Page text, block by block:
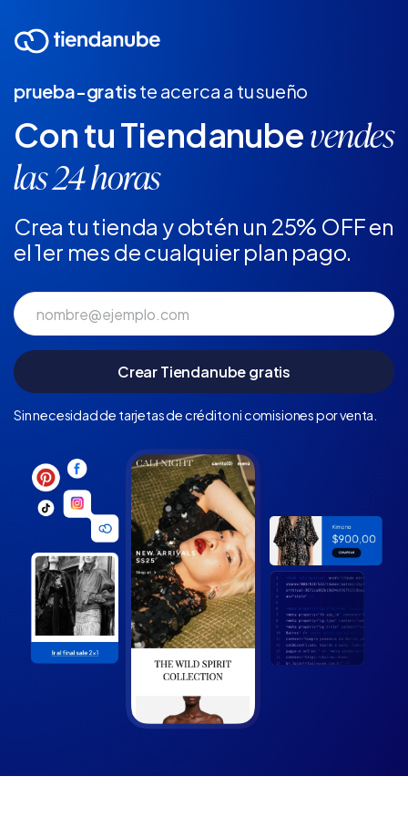
prueba-gratiste acerca a tu sueño
Con tu Tiendanube vendes
las 24 horas
Crea tu tienda y obtén un 25% OFF en
el 1er mes de cualquier plan pago.
Sin necesidad de tarjetas de crédito ni comisiones por venta.